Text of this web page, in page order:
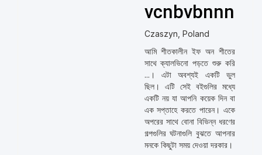
vcnbvbnnn
Czaszyn, Poland
আমি শীতকালীন ইফ অন শীতের
সাথে ক্যালভিনো পড়তে শুরু করি
...। এটা অবশ্যই একটি ভুল
ছিল। এটি সেই বইগুলির মধ্যে
একটি নয় যা আপনি কয়েক দিন বা
এক সপ্তাহে করতে পারেন। একে
অপরের সাথে বোনা বিভিন্ন ধরণের
গল্পগুলির ঘটনাগুলি বুঝতে আপনার
মনকে কিছুটা সময় দেওয়া দরকার।